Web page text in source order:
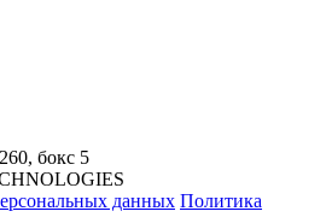
бокс 5
данных Политика